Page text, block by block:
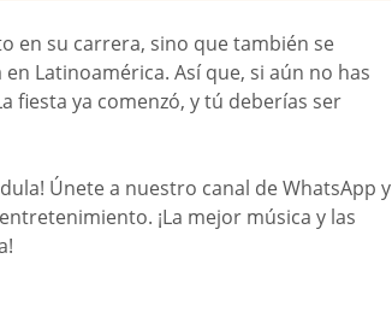
en su carrera, sino que también se
Latinoamérica. Así que, si aún no has
fiesta ya comenzó, y tú deberías ser
Únete a nuestro canal de WhatsApp y
¡La mejor música y las